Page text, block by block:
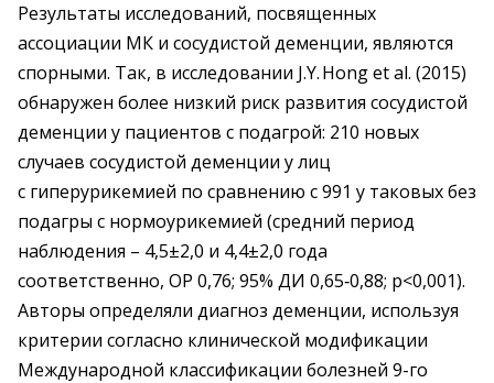
Результаты исследований, посвященных
ассоциации МК и сосудистой деменции, являются
спорными. Так, в исследовании J.Y. Hong et al. (2015)
обнаружен более низкий риск развития сосудистой
деменции у пациентов с подагрой: 210 новых
случаев сосудистой деменции у лиц
с гиперурикемией по сравнению с 991 у таковых без
подагры с нормоурикемией (средний период
наблюдения – ​4,5±2,0 и 4,4±2,0 года
соответственно, ОР 0,76; 95% ДИ 0,65‑0,88; р<0,001).
Авторы определяли диагноз деменции, используя
критерии согласно клинической модификации
Международной классификации болезней 9-го